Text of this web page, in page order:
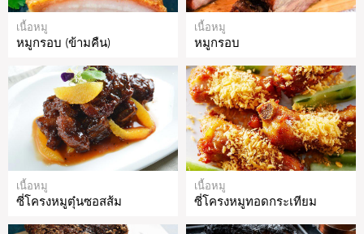
เนื้อหมู
หมูกรอบ (ข้ามคืน)
เนื้อหมู
หมูกรอบ
เนื้อหมู
ซี่โครงหมูตุ๋นซอสส้ม
เนื้อหมู
ซี่โครงหมูทอดกระเทียม